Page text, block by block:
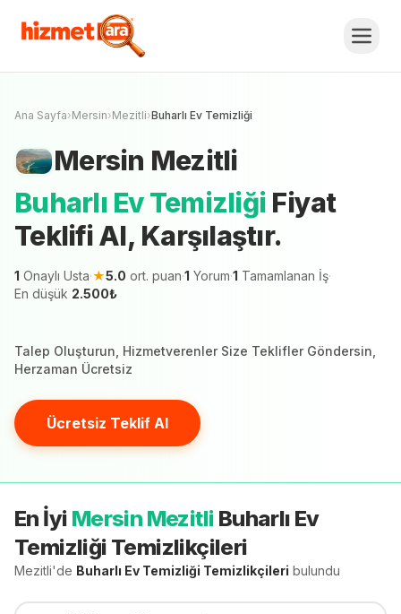
Buharlı Ev Temizliği
Teklifi Al, Karşılaştır.
Ücretsiz Teklif Al
Ana Sayfa›Mersin›Mezitli›Buharlı Ev Temizliği
Mersin Mezitli
Buharlı Ev Temizliği Fiyat
Teklifi Al, Karşılaştır.
1 Onaylı Usta·★5.0 ort. puan·1 Yorum·1 Tamamlanan İş·
En düşük 2.500₺
Talep Oluşturun, Hizmetverenler Size Teklifler Göndersin,
Herzaman Ücretsiz
Ücretsiz Teklif Al
En İyi Mersin Mezitli Buharlı Ev
Temizliği Temizlikçileri
Mezitli'de Buharlı Ev Temizliği Temizlikçileri bulundu